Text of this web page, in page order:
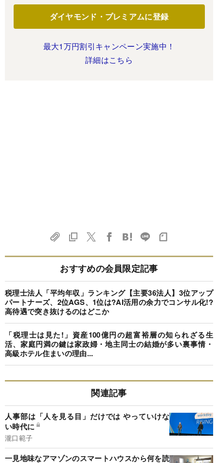
ダイヤモンド・プレミアムに登録
最大1万円割引キャンペーン実施中！
詳細はこちら
おすすめの会員限定記事
税理士法人「平均年収」ランキング【主要36法人】3位アップ
パートナーズ、2位AGS、1位は?AI活用の余力でコンサル化!?
高待遇で突き抜けるのはどこか
「税理士は見た!」資産100億円の超富裕層の知られざる生
活、家庭円満の鍵は家政婦・地主同士の結婚が多い裏事情・
高級ホテル住まいの理由...
関連記事
人事部は「人を見る目」だけでは やっていけな
い時代に
瀧口範子
一見地味なアマゾンのスマートハウスから何を読